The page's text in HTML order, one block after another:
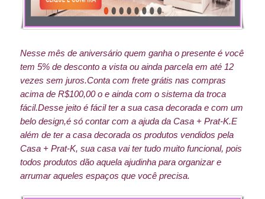
Nesse mês de aniversário quem ganha o presente é você
tem 5% de desconto a vista ou ainda parcela em até 12
vezes sem juros.Conta com frete grátis nas compras
acima de R$100,00 o e ainda com o sistema da troca
fácil.Desse jeito é fácil ter a sua casa decorada e com um
belo design,é só contar com a ajuda da Casa + Prat-K.E
além de ter a casa decorada os produtos vendidos pela
Casa + Prat-K, sua casa vai ter tudo muito funcional, pois
todos produtos dão aquela ajudinha para organizar e
arrumar aqueles espaços que você precisa.